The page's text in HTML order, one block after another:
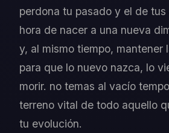
perdona tu pasado y el de
hora de nacer a una nueva
y, al mismo tiempo, mantener
para que lo nuevo nazca, lo
morir. no temas al vacío
terreno vital de todo aquello
tu evolución.